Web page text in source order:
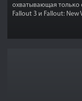
охватывающая
Fallout 3 и Fallout: New